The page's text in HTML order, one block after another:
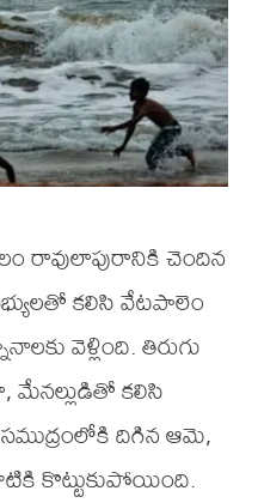
రావులాపురానికి చెందిన
కలిసి వేటపాలెం
వెళ్లింది. తిరుగు
మేనల్లుడితో కలిసి
దిగిన ఆమె,
కొట్టుకుపోయింది.